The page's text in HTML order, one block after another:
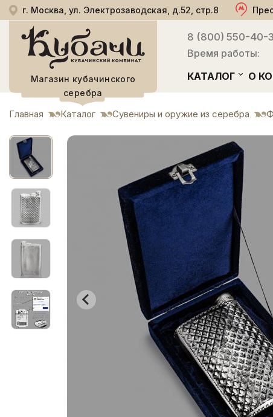
г. Москва, ул. Электрозаводская, д.52, стр.8
Магазин кубачинского
серебра
8 (800) 550-40-
Время работы:
КАТАЛОГ О
Главная Каталог Сувениры и оружие из серебра